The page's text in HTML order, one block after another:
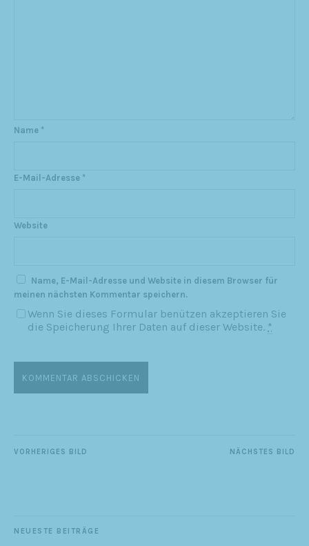
Name *
E-Mail-Adresse *
Website
Name, E-Mail-Adresse und Website in diesem Browser für
meinen nächsten Kommentar speichern.
Wenn Sie dieses Formular benützen akzeptieren Sie
die Speicherung Ihrer Daten auf dieser Website. *
NÄCHSTES BILD
VORHERIGES BILD
NEUESTE BEITRÄGE